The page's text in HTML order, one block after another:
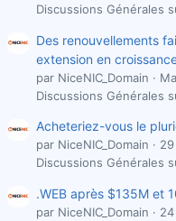
Discussions Générales
Des renouvellements
extension en
par NiceNIC_Domain
Discussions Générales
Acheteriez-vous le
par NiceNIC_Domain
Discussions Générales
.WEB après $135M et
par NiceNIC_Domain